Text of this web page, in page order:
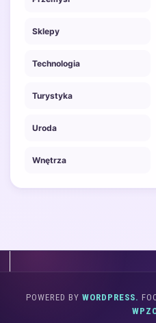
Sklepy
Technologia
Turystyka
Uroda
Wnętrza
POWERED BY WORDPRESS.